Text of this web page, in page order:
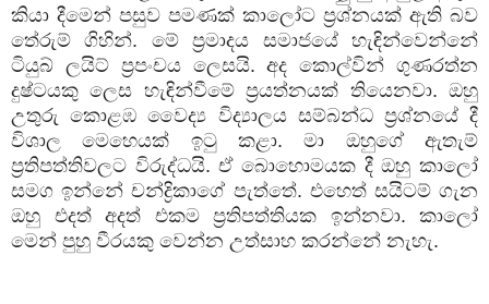
කියා දීමෙන් පසුව පමණක් කාලෝට ප්‍රශ්නයක් ඇති බව
තේරුම් ගිහින්. මේ ප්‍රමාදය සමාජයේ හැඳින්වෙන්නේ
ටියුබ් ලයිට් ප්‍රපංචය ලෙසයි. අද කොල්වින් ගුණරත්න
දුෂ්ටයකු ලෙස හැඳින්වීමේ ප්‍රයත්නයක් තියෙනවා. ඔහු
උතුරු කොළඹ වෛද්‍ය විද්‍යාලය සම්බන්ධ ප්‍රශ්නයේ දී
විශාල මෙහෙයක් ඉටු කළා. මා ඔහුගේ ඇතැම්
ප්‍රතිපත්තිවලට විරුද්ධයි. ඒ බොහොමයක දී ඔහු කාලෝ
සමග ඉන්නේ චන්ද්‍රිකාගේ පැත්තේ. එහෙත් සයිටම් ගැන
ඔහු එදත් අදත් එකම ප්‍රතිපත්තියක ඉන්නවා. කාලෝ
මෙන් පුහු වීරයකු වෙන්න උත්සාහ කරන්නේ නැහැ.